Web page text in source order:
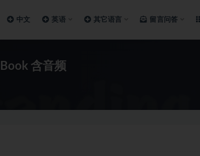
中文 英语 其它语言 留言问答
含音频